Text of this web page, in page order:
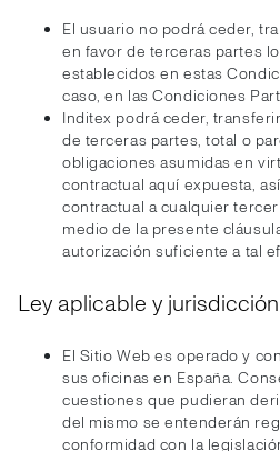
El usuario no podrá ceder,
en favor de terceras partes
establecidos en estas
caso, en las Condiciones
Inditex podrá ceder,
de terceras partes, total o
obligaciones asumidas en
contractual aquí expuesta,
contractual a cualquier
medio de la presente
autorización suficiente a tal
Ley aplicable y
El Sitio Web es operado y
sus oficinas en España.
cuestiones que pudieran
del mismo se entenderán
conformidad con la